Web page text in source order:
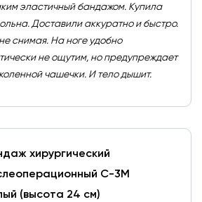
эластичный бандажом. Купила
Доставили аккуратно и быстро.
снимая. На ноге удобно
не ощутим, но предупреждает
чашечки. И тело дышит.
хирургический
С-3М
(высота 24 см)